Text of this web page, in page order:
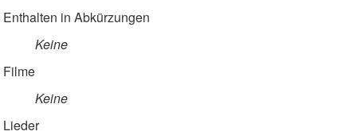
Enthalten in Abkürzungen
Keine
Filme
Keine
Lieder